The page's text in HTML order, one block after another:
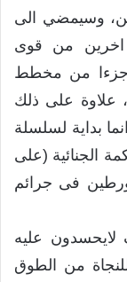
وسيمضي الى
اخرين من قوى
جزءا من مخطط
علاوة على ذلك
بداية لسلسلة
الجنائية (على
فى جرائم
عليه
من الطوق